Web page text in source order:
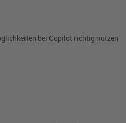
bei Copilot richtig nutzen